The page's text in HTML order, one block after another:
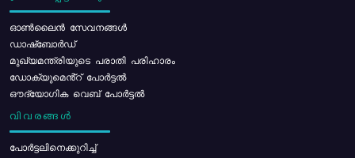
ഓൺലൈൻ സേവനങ്ങൾ
ഡാഷ്ബോർഡ്
മുഖ്യമന്ത്രിയുടെ പരാതി പരിഹാരം
ഡോക്യുമെൻ്റ് പോർട്ടൽ
ഔദ്യോഗിക വെബ് പോർട്ടൽ
വിവരങ്ങൾ
പോര്‍ട്ടലിനെക്കുറിച്ച്